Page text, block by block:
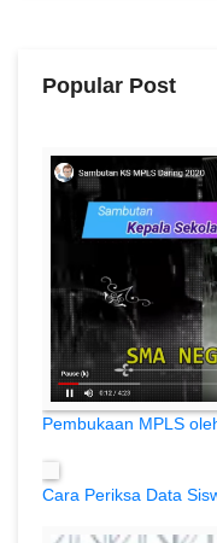
Popular Post
Pembukaan MPLS
Cara Periksa Data